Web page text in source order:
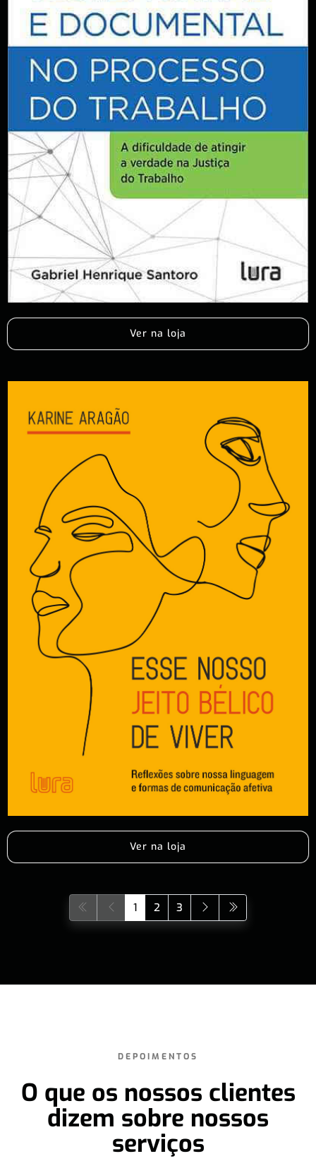
Ver na loja
Ver na loja
1 2 3
DEPOIMENTOS
O que os nossos clientes
dizem sobre nossos
serviços